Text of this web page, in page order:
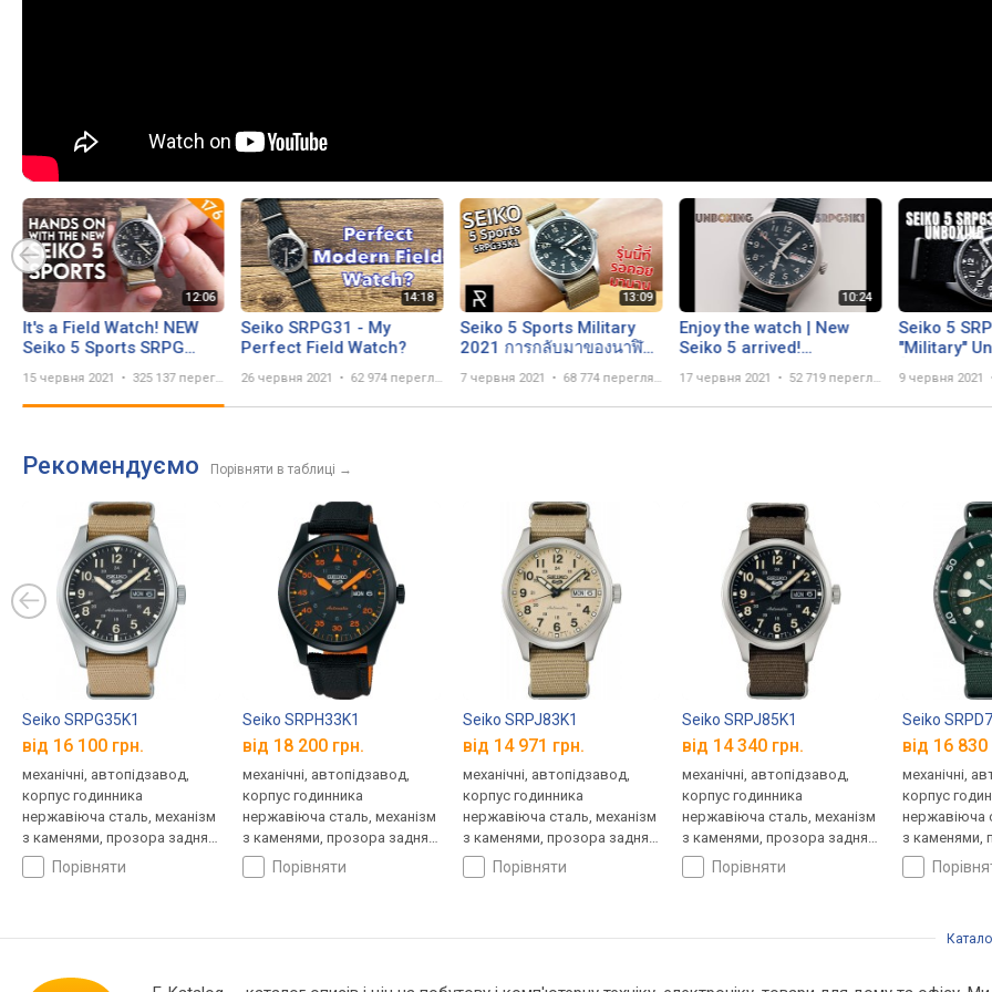
It's a Field Watch! NEW
Seiko 5 Sports SRPG
FULL REVIEW
15 червня 2021 325 137 переглядів
Seiko SRPG31 - My
Perfect Field Watch?
26 червня 2021 62 974 перегляда
Seiko 5 Sports Military
2021 การกลับมาของนาฬิกา
Review
7 червня 2021 68 774 перегляда
Enjoy the watch | New
Seiko 5 arrived!
17 червня 2021 52 719 переглядів
Seiko 5
"Military"
9 червня 2021
Рекомендуємо Порівняти в таблиці →
Seiko SRPG35K1
від 16 100 грн.
механічні, автопідзавод,
корпус годинника
нержавіюча сталь, механізм
з каменями, прозора задня
кришка, ремінець: ремінець
нейлон, WR 100, Японія
порівняти
Seiko SRPH33K1
від 18 200 грн.
механічні, автопідзавод,
корпус годинника
нержавіюча сталь, механізм
з каменями, прозора задня
кришка, ремінець: ремінець
нейлон, WR 100, Японія
порівняти
Seiko SRPJ83K1
від 14 971 грн.
механічні, автопідзавод,
корпус годинника
нержавіюча сталь, механізм
з каменями, прозора задня
кришка, ремінець: ремінець
нейлон, WR 100, Японія
порівняти
Seiko SRPJ85K1
від 14 340 грн.
механічні, автопідзавод,
корпус годинника
нержавіюча сталь, механізм
з каменями, прозора задня
кришка, ремінець: ремінець
нейлон, WR 100, Японія
порівняти
Seiko
від 16 830
механічні,
корпус
нержавіюча
з каменями,
кришка,
нейлон, WR